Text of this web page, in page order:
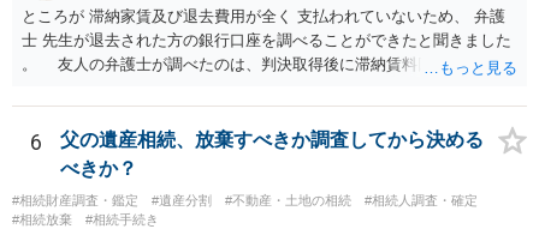
ところが 滞納家賃及び退去費用が全く 支払われていないため、 弁護
士 先生が退去された方の銀行口座を調べることができたと聞きました
。 友人の弁護士が調べたのは、判決取得後に滞納賃料回収のため
預金の入出金履歴を調べたわけではありません。 残念ながら、事案
や目的も異なりますし、開示の内容も異なります。
6
父の遺産相続、放棄すべきか調査してから決める
べきか？
#相続財産調査・鑑定 #遺産分割 #不動産・土地の相続
#相続人調査・確定
#相続放棄
#相続手続き